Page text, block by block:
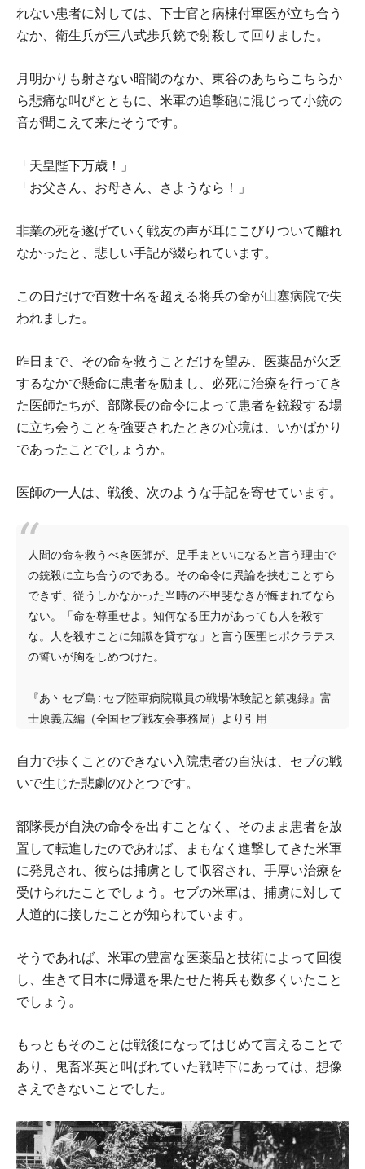
れない患者に対しては、下士官と病棟付軍医が立ち合う
なか、衛生兵が三八式歩兵銃で射殺して回りました。
月明かりも射さない暗闇のなか、東谷のあちらこちらか
ら悲痛な叫びとともに、米軍の追撃砲に混じって小銃の
音が聞こえて来たそうです。
「天皇陛下万歳！」
「お父さん、お母さん、さようなら！」
非業の死を遂げていく戦友の声が耳にこびりついて離れ
なかったと、悲しい手記が綴られています。
この日だけで百数十名を超える将兵の命が山塞病院で失
われました。
昨日まで、その命を救うことだけを望み、医薬品が欠乏
するなかで懸命に患者を励まし、必死に治療を行ってき
た医師たちが、部隊長の命令によって患者を銃殺する場
に立ち会うことを強要されたときの心境は、いかばかり
であったことでしょうか。
医師の一人は、戦後、次のような手記を寄せています。
人間の命を救うべき医師が、足手まといになると言う理由で
の銃殺に立ち合うのである。その命令に異論を挟むことすら
できず、従うしかなかった当時の不甲斐なきが悔まれてなら
ない。「命を尊重せよ。知何なる圧力があっても人を殺す
な。人を殺すことに知識を貸すな」と言う医聖ヒポクラテス
の誓いが胸をしめつけた。
『あ丶セブ島 : セブ陸軍病院職員の戦場体験記と鎮魂録』富
士原義広編（全国セブ戦友会事務局）より引用
自力で歩くことのできない入院患者の自決は、セブの戦
いで生じた悲劇のひとつです。
部隊長が自決の命令を出すことなく、そのまま患者を放
置して転進したのであれば、まもなく進撃してきた米軍
に発見され、彼らは捕虜として収容され、手厚い治療を
受けられたことでしょう。セブの米軍は、捕虜に対して
人道的に接したことが知られています。
そうであれば、米軍の豊富な医薬品と技術によって回復
し、生きて日本に帰還を果たせた将兵も数多くいたこと
でしょう。
もっともそのことは戦後になってはじめて言えることで
あり、鬼畜米英と叫ばれていた戦時下にあっては、想像
さえできないことでした。